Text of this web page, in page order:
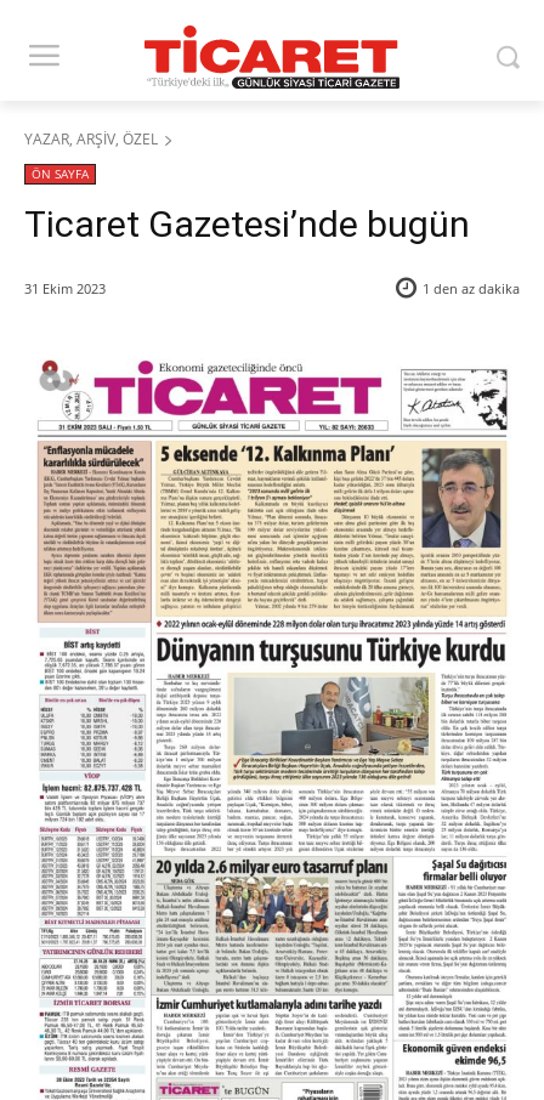
YAZAR, ARŞİV, ÖZEL
ÖN SAYFA
Ticaret Gazetesi’nde bugün
31 Ekim 2023 1 den az dakika